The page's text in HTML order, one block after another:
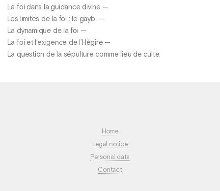
La foi dans la guidance divine —
Les limites de la foi : le gayb —
La dynamique de la foi —
La foi et l’exigence de l’Hégire —
La question de la sépulture comme lieu de culte.
Home
Legal notice
Personal data
Contact